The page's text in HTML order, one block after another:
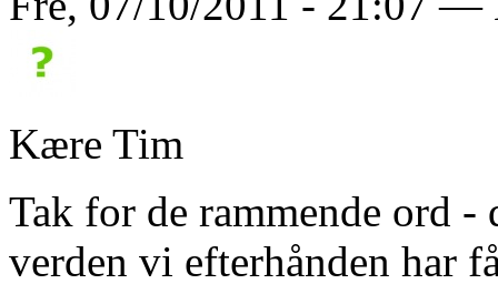
Kære Tim
Tak for de rammende ord
verden vi efterhånden har